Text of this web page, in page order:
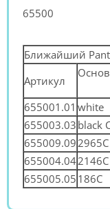
65500
Ближайший
Артикул
655001.01 white
655003.03 black
655009.09 2965С
655004.042146С
655005.05 186С